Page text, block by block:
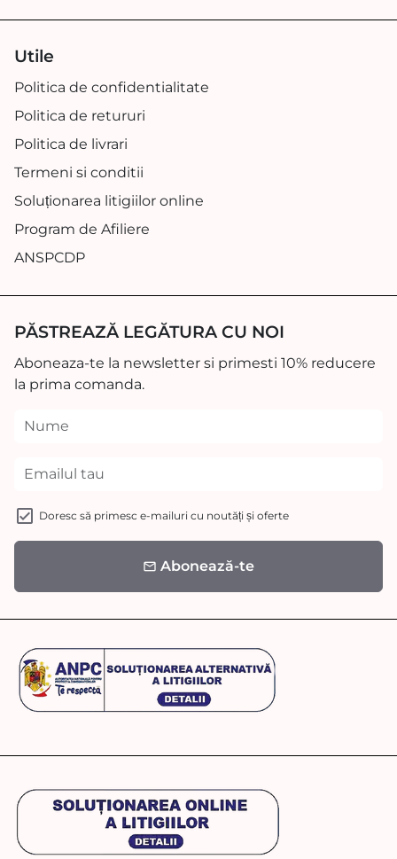
Utile
Politica de confidentialitate
Politica de retururi
Politica de livrari
Termeni si conditii
Soluționarea litigiilor online
Program de Afiliere
ANSPCDP
PĂSTREAZĂ LEGĂTURA CU NOI
Aboneaza-te la newsletter si primesti 10% reducere
la prima comanda.
Doresc să primesc e-mailuri cu noutăți și oferte
email Abonează-te